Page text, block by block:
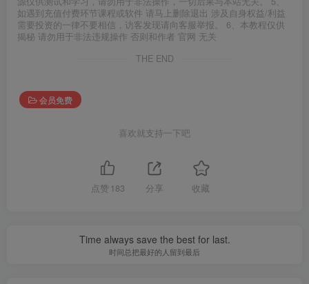
如遇到充值付费环节课程或软件 请马上删除退出 涉及自身权益/利益
需要投资的一律不要相信，访客发现请向客服举报。 6、本教程仅供
揭秘 请勿用于非法违规操作 否则和作者 官网 无关
THE END
会员免费
喜欢就支持一下吧
点赞 183 分享 收藏
Time always save the best for last.
时间总把最好的人留到最后